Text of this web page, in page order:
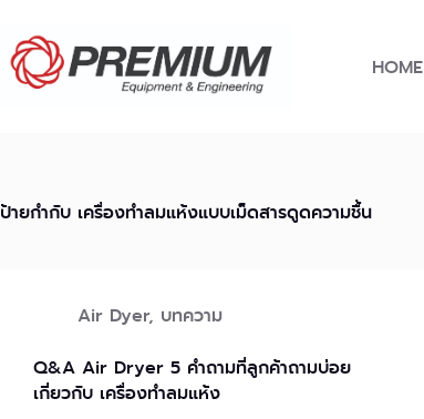
content
HOME
ป้ายกำกับ เครื่องทำลมแห้งแบบเม็ดสารดูดความชื้น
Air Dyer, บทความ
Q&A Air Dryer 5 คำถามที่ลูกค้าถามบ่อย
เกี่ยวกับ เครื่องทำลมแห้ง